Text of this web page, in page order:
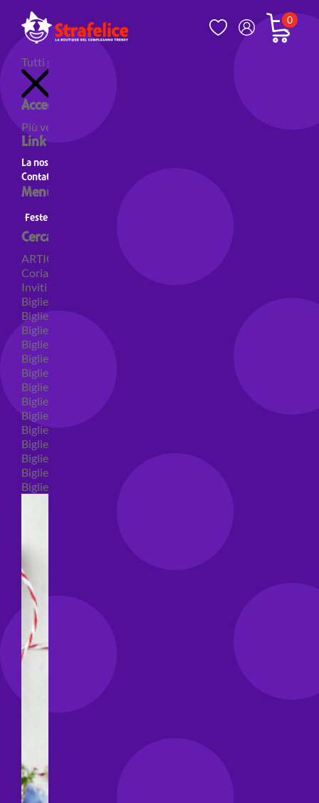
0
Tutti gli articoli
Accedi al tuo account
Più venduti Nuovi prodotti
Link utili
La nostra storia
Contatti
Menù principale
Feste a Tema Feste a tema Colori
Cerca per categoria
ARTICOLI PER FESTE
Coriandoli e sparacoriandoli
Inviti
Biglietti di auguri
Biglietti auguri pensione
Biglietti auguri compleanno
Biglietti auguri amore
Biglietti auguri nascita
Biglietti auguri primo compleanno
Biglietti auguri battesimo
Biglietti auguri per prima comunione
Biglietti auguri cresima
Biglietti auguri matrimonio
Biglietti auguri anniversario matrimonio
Biglietti auguri Natale
Biglietti auguri laurea
Biglietti auguri generici